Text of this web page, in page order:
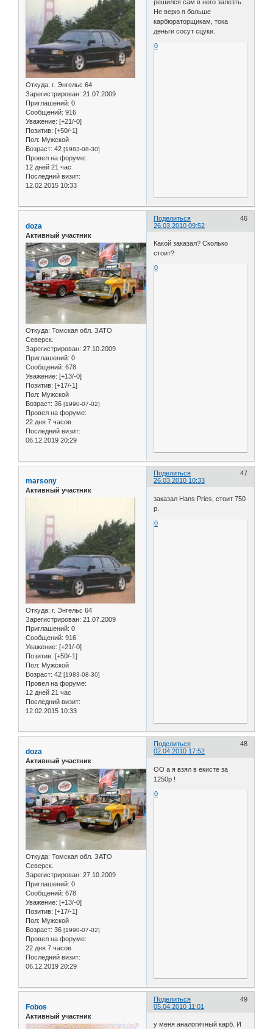
Откуда: г. Энгельс 64
Зарегистрирован: 21.07.2009
Приглашений: 0
Сообщений: 916
Уважение: [+21/-0]
Позитив: [+50/-1]
Пол: Мужской
Возраст: 42 [1983-08-30]
Провел на форуме:
12 дней 21 час
Последний визит:
12.02.2015 10:33
решился сам в него залезть.
Не верю я больше
карбюраторщикам, тока
деньги сосут сцуки.
0
Поделиться
46
26.03.2010 09:52
doza
Активный участник
Откуда: Томская обл. ЗАТО
Северск.
Зарегистрирован: 27.10.2009
Приглашений: 0
Сообщений: 678
Уважение: [+13/-0]
Позитив: [+17/-1]
Пол: Мужской
Возраст: 36 [1990-07-02]
Провел на форуме:
22 дня 7 часов
Последний визит:
06.12.2019 20:29
Какой заказал? Сколько
стоит?
0
Поделиться
47
26.03.2010 10:33
marsony
Активный участник
Откуда: г. Энгельс 64
Зарегистрирован: 21.07.2009
Приглашений: 0
Сообщений: 916
Уважение: [+21/-0]
Позитив: [+50/-1]
Пол: Мужской
Возраст: 42 [1983-08-30]
Провел на форуме:
12 дней 21 час
Последний визит:
12.02.2015 10:33
заказал Hans Pries, стоит 750
р.
0
Поделиться
48
02.04.2010 17:52
doza
Активный участник
Откуда: Томская обл. ЗАТО
Северск.
Зарегистрирован: 27.10.2009
Приглашений: 0
Сообщений: 678
Уважение: [+13/-0]
Позитив: [+17/-1]
Пол: Мужской
Возраст: 36 [1990-07-02]
Провел на форуме:
22 дня 7 часов
Последний визит:
06.12.2019 20:29
ОО а я взял в екисте за
1250р !
0
Поделиться
49
05.04.2010 11:01
Fobos
Активный участник
у меня аналогичный карб. И